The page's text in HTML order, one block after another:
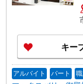
キー
アルバイト パート